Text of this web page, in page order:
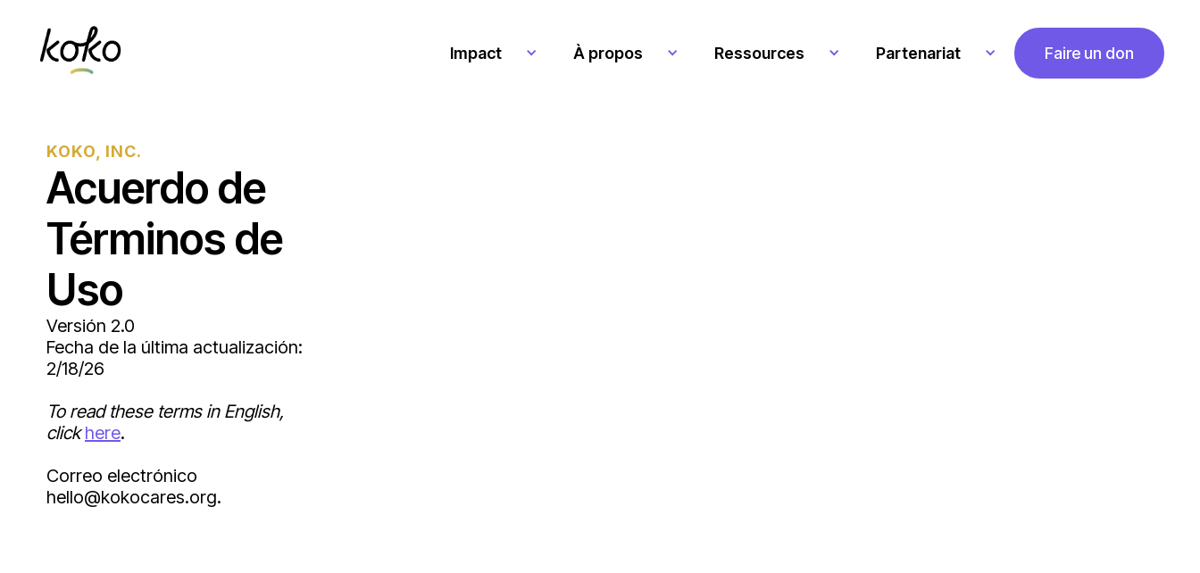
Impact À propos Ressources Partenariat Faire un don
KOKO, INC.
Acuerdo de
Términos de
Uso
Versión 2.0
Fecha de la última actualización:
2/18/26
To read these terms in English,
clickhere.
Correo electrónico
hello@kokocares.org.